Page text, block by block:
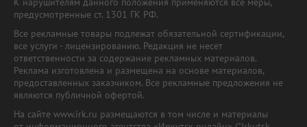
предусмотренные ст. 1301 ГК РФ.
Все рекламные товары подлежат обязательной сертификации,
все услуги - лицензированию. Редакция не несет
ответственности за содержание рекламных материалов.
Реклама изготовлена и размещена на основе материалов,
предоставленных заказчиком. Все рекламные предложения не
являются публичной офертой.
На сайте www.irk.ru размещаются в том числе и материалы